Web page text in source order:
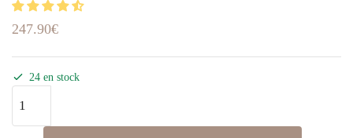
247.90€
24 en stock